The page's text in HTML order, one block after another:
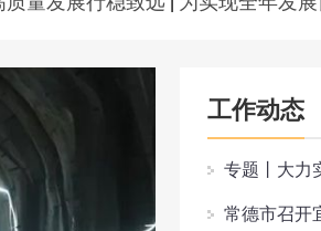
工作动态
专题丨大力
常德市召开